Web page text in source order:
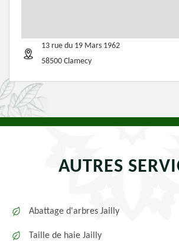
13 rue du 19 Mars 1962
58500 Clamecy
AUTRES
Abattage d'arbres Jailly
Taille de haie Jailly